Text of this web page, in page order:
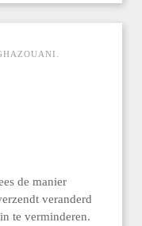
de manier
veranderd
te verminderen.